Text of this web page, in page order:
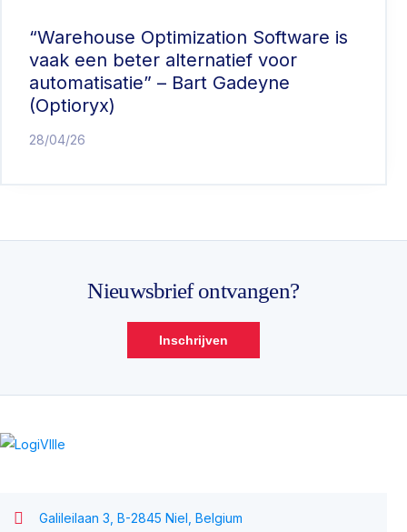
“Warehouse Optimization Software is
vaak een beter alternatief voor
automatisatie” – Bart Gadeyne
(Optioryx)
28/04/26
Nieuwsbrief ontvangen?
Inschrijven
Galileilaan 3, B-2845 Niel, Belgium